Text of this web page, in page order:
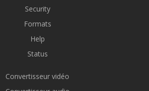
Security
Formats
Help
Status
Convertisseur vidéo